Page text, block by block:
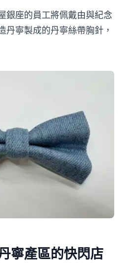
銀座的員工將佩戴由與紀念
丹寧製成的丹寧絲帶胸針，
寧產區的快閃店